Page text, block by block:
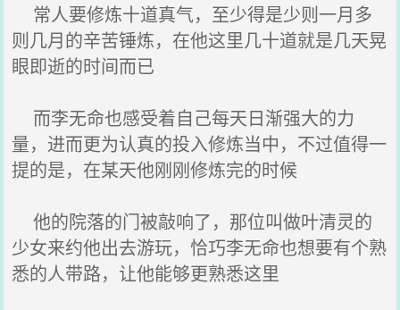
常人要修炼十道真气，至少得是少则一月多
则几月的辛苦锤炼，在他这里几十道就是几天晃
眼即逝的时间而已
而李无命也感受着自己每天日渐强大的力
量，进而更为认真的投入修炼当中，不过值得一
提的是，在某天他刚刚修炼完的时候
他的院落的门被敲响了，那位叫做叶清灵的
少女来约他出去游玩，恰巧李无命也想要有个熟
悉的人带路，让他能够更熟悉这里